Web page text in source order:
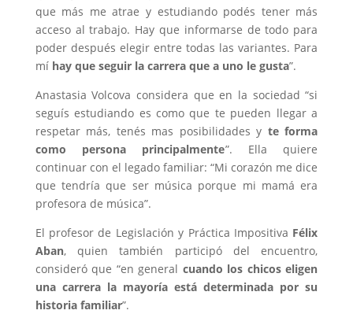
que más me atrae y estudiando podés tener más
acceso al trabajo. Hay que informarse de todo para
poder después elegir entre todas las variantes. Para
mí hay que seguir la carrera que a uno le gusta”.
Anastasia Volcova considera que en la sociedad “si
seguís estudiando es como que te pueden llegar a
respetar más, tenés mas posibilidades y te forma
como persona principalmente”. Ella quiere
continuar con el legado familiar: “Mi corazón me dice
que tendría que ser música porque mi mamá era
profesora de música”.
El profesor de Legislación y Práctica Impositiva Félix
Aban, quien también participó del encuentro,
consideró que “en general cuando los chicos eligen
una carrera la mayoría está determinada por su
historia familiar”.